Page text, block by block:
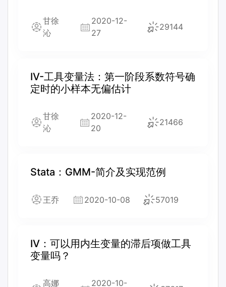
甘徐
沁
2020-12-
27
29144
IV-工具变量法：第一阶段系数符号确
定时的小样本无偏估计
甘徐
沁
2020-12-
20
21466
Stata：GMM-简介及实现范例
王乔 2020-10-08 57019
IV：可以用内生变量的滞后项做工具
变量吗？
高娜
2020-10-